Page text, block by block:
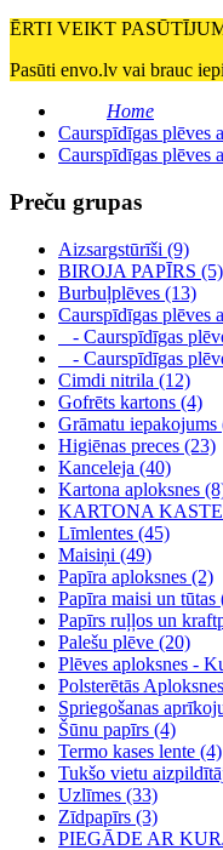
ĒRTI VEIKT
Pasūti envo.lv vai brauc
Home
Caurspīdīgas plēves
Caurspīdīgas plēves
Preču grupas
Aizsargstūrīši (9)
BIROJA PAPĪRS (5)
Burbuļplēves (13)
Caurspīdīgas plēves
- Caurspīdīgas
- Caurspīdīgas
Cimdi nitrila (12)
Gofrēts kartons (4)
Grāmatu iepakojums
Higiēnas preces (23)
Kanceleja (40)
Kartona aploksnes
KARTONA
Līmlentes (45)
Maisiņi (49)
Papīra aploksnes (2)
Papīra maisi un tūtas
Papīrs ruļļos un
Palešu plēve (20)
Plēves aploksnes -
Polsterētās
Spriegošanas
Šūnu papīrs (4)
Termo kases lente (4)
Tukšo vietu
Uzlīmes (33)
Zīdpapīrs (3)
PIEGĀDE AR